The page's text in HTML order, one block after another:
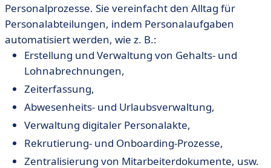
Personalprozesse. Sie vereinfacht den Alltag für
Personalabteilungen, indem Personalaufgaben
automatisiert werden, wie z. B.:
Erstellung und Verwaltung von Gehalts- und
Lohnabrechnungen,
Zeiterfassung,
Abwesenheits- und Urlaubsverwaltung,
Verwaltung digitaler Personalakte,
Rekrutierung- und Onboarding-Prozesse,
Zentralisierung von Mitarbeiterdokumente, usw.